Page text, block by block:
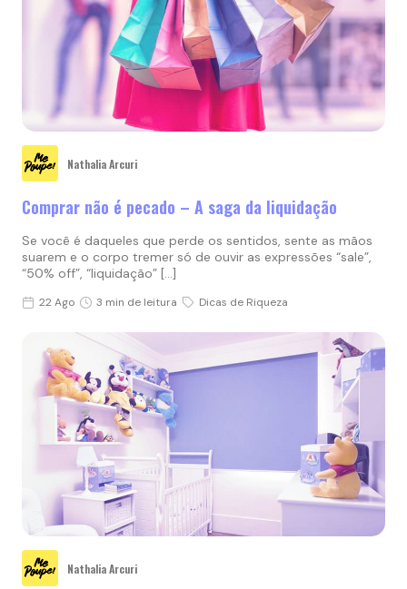
Nathalia Arcuri
Comprar não é pecado – A saga da liquidação
Se você é daqueles que perde os sentidos, sente as mãos
suarem e o corpo tremer só de ouvir as expressões “sale”,
“50% off”, “liquidação” […]
22 Ago 3 min de leitura Dicas de Riqueza
Nathalia Arcuri